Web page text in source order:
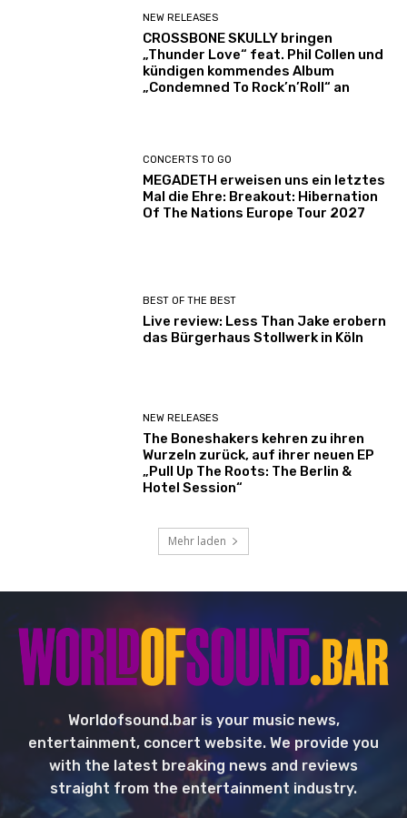
NEW RELEASES
CROSSBONE SKULLY bringen
„Thunder Love“ feat. Phil Collen und
kündigen kommendes Album
„Condemned To Rock’n’Roll“ an
CONCERTS TO GO
MEGADETH erweisen uns ein letztes
Mal die Ehre: Breakout: Hibernation
Of The Nations Europe Tour 2027
BEST OF THE BEST
Live review: Less Than Jake erobern
das Bürgerhaus Stollwerk in Köln
NEW RELEASES
The Boneshakers kehren zu ihren
Wurzeln zurück, auf ihrer neuen EP
„Pull Up The Roots: The Berlin &
Hotel Session“
Mehr laden
Worldofsound.bar is your music news,
entertainment, concert website. We provide you
with the latest breaking news and reviews
straight from the entertainment industry.